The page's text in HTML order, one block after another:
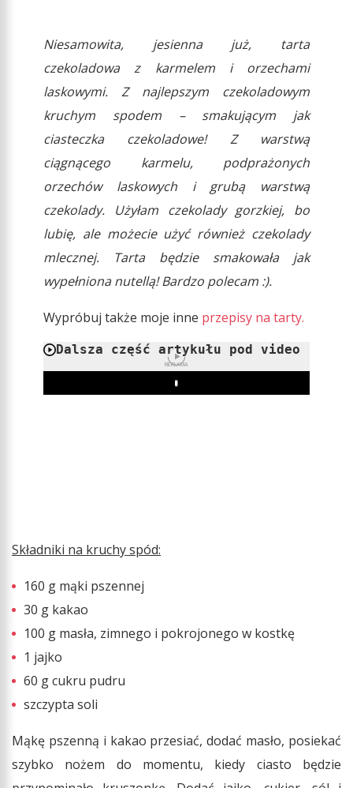
Niesamowita, jesienna już, tarta
czekoladowa z karmelem i orzechami
laskowymi. Z najlepszym czekoladowym
kruchym spodem – smakującym jak
ciasteczka czekoladowe! Z warstwą
ciągnącego karmelu, podprażonych
orzechów laskowych i grubą warstwą
czekolady. Użyłam czekolady gorzkiej, bo
lubię, ale możecie użyć również czekolady
mlecznej. Tarta będzie smakowała jak
wypełniona nutellą! Bardzo polecam :).
Wypróbuj także moje inne przepisy na tarty.
Dalsza część artykułu pod video
REKLAMA
Play
Składniki na kruchy spód:
160 g mąki pszennej
30 g kakao
100 g masła, zimnego i pokrojonego w kostkę
1 jajko
60 g cukru pudru
szczypta soli
Mąkę pszenną i kakao przesiać, dodać masło, posiekać
szybko nożem do momentu, kiedy ciasto będzie